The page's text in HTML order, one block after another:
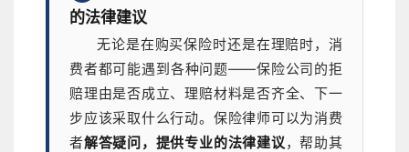
的法律建议
无论是在购买保险时还是在理赔时，消
费者都可能遇到各种问题——保险公司的拒
赔理由是否成立、理赔材料是否齐全、下一
步应该采取什么行动。保险律师可以为消费
者解答疑问，提供专业的法律建议，帮助其